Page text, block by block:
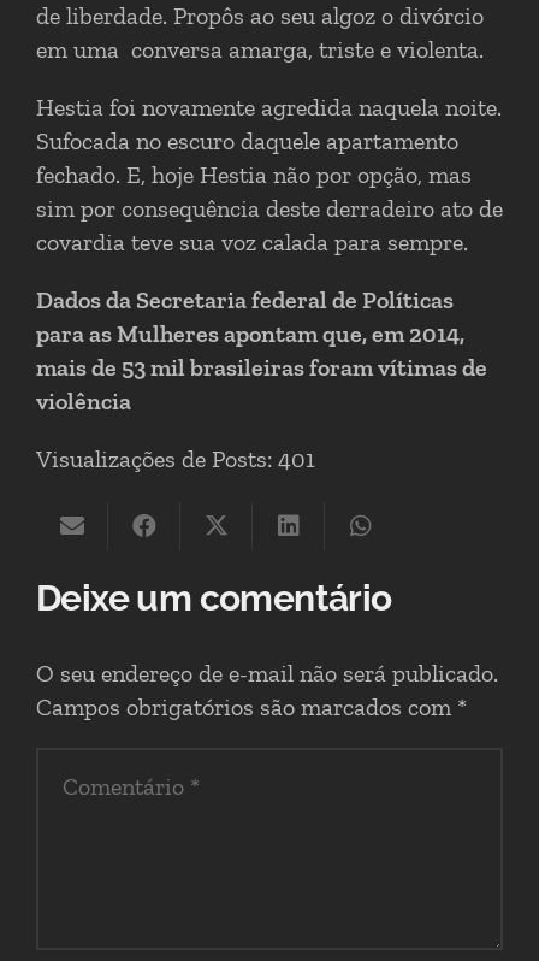
de liberdade. Propôs ao seu algoz o divórcio
em uma conversa amarga, triste e violenta.
Hestia foi novamente agredida naquela noite.
Sufocada no escuro daquele apartamento
fechado. E, hoje Hestia não por opção, mas
sim por consequência deste derradeiro ato de
covardia teve sua voz calada para sempre.
Dados da Secretaria federal de Políticas
para as Mulheres apontam que, em 2014,
mais de 53 mil brasileiras foram vítimas de
violência
Visualizações de Posts: 401
Deixe um comentário
O seu endereço de e-mail não será publicado.
Campos obrigatórios são marcados com *